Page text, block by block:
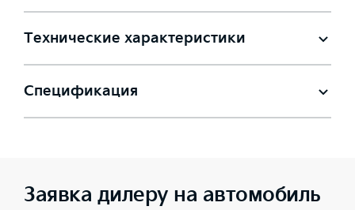
Технические характеристики
Спецификация
Заявка дилеру на автомобиль